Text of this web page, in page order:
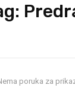
poruka za